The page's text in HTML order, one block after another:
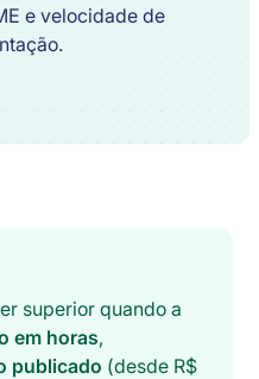
e velocidade de
superior quando a
em horas,
publicado (desde R$